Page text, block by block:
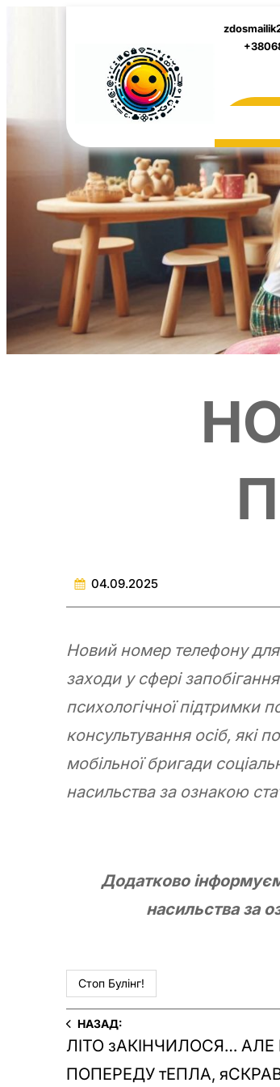
04.09.2025
Новий номер телефону для
заходи у сфері
психологічної підтримки
консультування осіб, які
мобільної бригади
насильства за ознакою
Додатково
насильства за
Стоп Булінг!
НАЗАД:
ЛІТО зАКІНЧИЛОСЯ…
ПОПЕРЕДУ тЕПЛА,